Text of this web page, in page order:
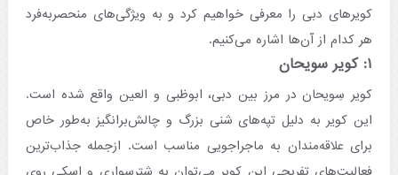
کویرهای دبی را معرفی خواهیم کرد و به ویژگی‌های منحصربه‌فرد
هر کدام از آن‌ها اشاره می‌کنیم.​
۱:‌ کویر سویحان
کویر سِویحان در مرز بین دبی، ابوظبی و العین واقع شده است.
این کویر به دلیل تپه‌های شنی بزرگ و چالش‌برانگیز به‌طور خاص
برای علاقه‌مندان به ماجراجویی مناسب است. ازجمله جذاب‌ترین